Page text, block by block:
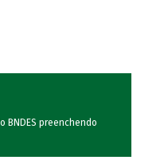
BNDES preenchendo